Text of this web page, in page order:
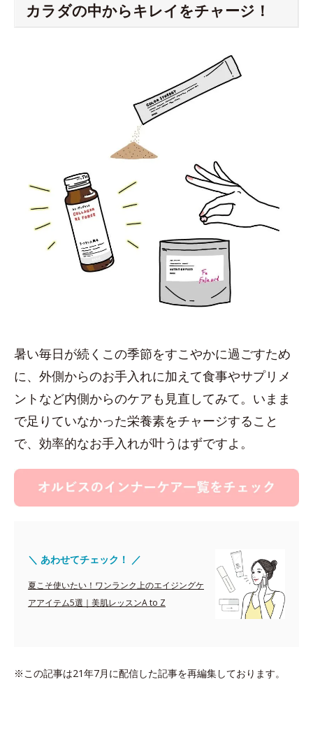
カラダの中からキレイをチャージ！
暑い毎日が続くこの季節をすこやかに過ごすため
に、外側からのお手入れに加えて食事やサプリメ
ントなど内側からのケアも見直してみて。いまま
で足りていなかった栄養素をチャージすること
で、効率的なお手入れが叶うはずですよ。
＼ あわせてチェック！ ／
夏こそ使いたい！ワンランク上のエイジングケ
アアイテム5選｜美肌レッスンA to Z
※この記事は21年7月に配信した記事を再編集しております。